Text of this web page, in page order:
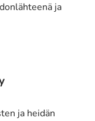
ja
ja heidän